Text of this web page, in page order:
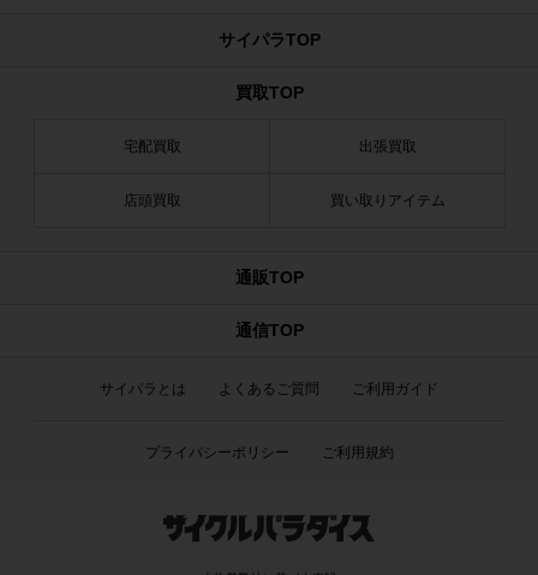
サイパラTOP
買取TOP
宅配買取 出張買取
店頭買取 買い取りアイテム
通販TOP
通信TOP
サイパラとは よくあるご質問 ご利用ガイド
プライバシーポリシー ご利用規約